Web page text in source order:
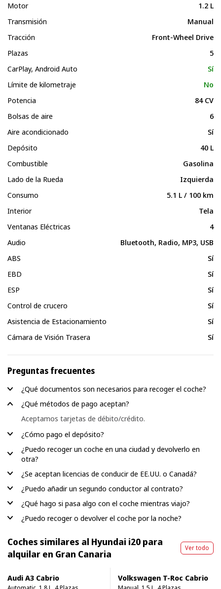
Motor
1.2 L
Transmisión
Manual
Tracción
Front-Wheel Drive
Plazas
5
CarPlay, Android Auto
Sí
Límite de kilometraje
No
Potencia
84 CV
Bolsas de aire
6
Aire acondicionado
Sí
Depósito
40 L
Combustible
Gasolina
Lado de la Rueda
Izquierda
Consumo
5.1 L / 100 km
Interior
Tela
Ventanas Eléctricas
4
Audio
Bluetooth, Radio, MP3, USB
ABS
Sí
EBD
Sí
ESP
Sí
Control de crucero
Sí
Asistencia de Estacionamiento
Sí
Cámara de Visión Trasera
Sí
Preguntas frecuentes
¿Qué documentos son necesarios para recoger el coche?
¿Qué métodos de pago aceptan?
Aceptamos tarjetas de débito/crédito.
¿Cómo pago el depósito?
¿Puedo recoger un coche en una ciudad y devolverlo en
otra?
¿Se aceptan licencias de conducir de EE.UU. o Canadá?
¿Puedo añadir un segundo conductor al contrato?
¿Qué hago si pasa algo con el coche mientras viajo?
¿Puedo recoger o devolver el coche por la noche?
Coches similares al Hyundai i20 para
alquilar en Gran Canaria
Ver todo
Audi A3 Cabrio Volkswagen T-Roc Cabrio